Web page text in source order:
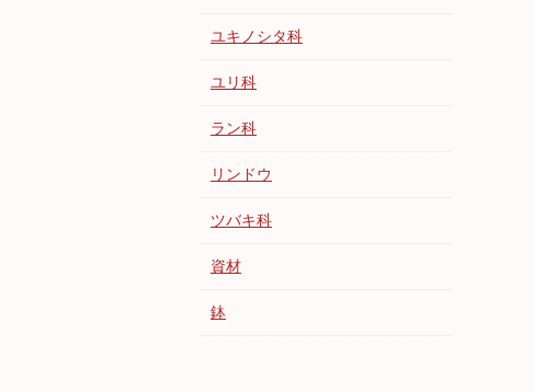
ユキノシタ科
ユリ科
ラン科
リンドウ
ツバキ科
資材
鉢